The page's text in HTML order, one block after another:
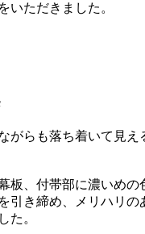
いただきました。
がらも落ち着いて見え
板、付帯部に濃いめの
引き締め、メリハリの
た。